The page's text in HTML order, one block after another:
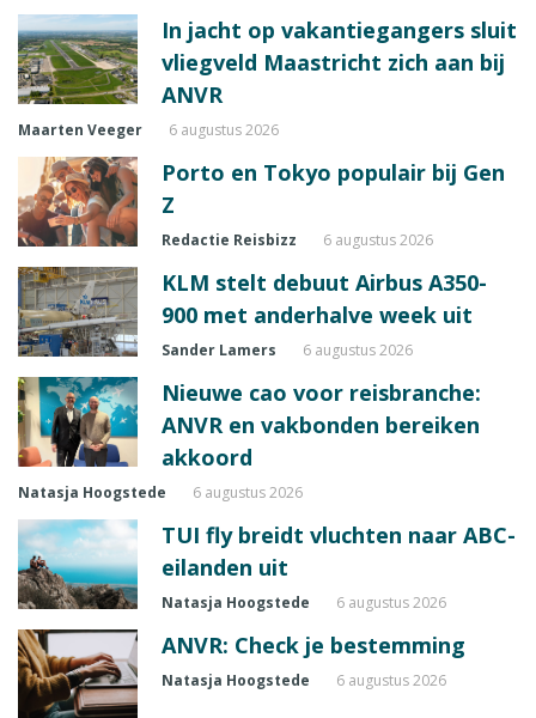
In jacht op vakantiegangers sluit
vliegveld Maastricht zich aan bij
ANVR
Maarten Veeger 6 augustus 2026
Porto en Tokyo populair bij Gen
Z
Redactie Reisbizz 6 augustus 2026
KLM stelt debuut Airbus A350-
900 met anderhalve week uit
Sander Lamers 6 augustus 2026
Nieuwe cao voor reisbranche:
ANVR en vakbonden bereiken
akkoord
Natasja Hoogstede 6 augustus 2026
TUI fly breidt vluchten naar ABC-
eilanden uit
Natasja Hoogstede 6 augustus 2026
ANVR: Check je bestemming
Natasja Hoogstede 6 augustus 2026